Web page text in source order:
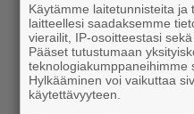
Käytämme laitetunnisteita ja
laitteellesi saadaksemme
vierailit, IP-osoitteestasi
Pääset tutustumaan
teknologiakumppaneihimme
Hylkääminen voi vaikuttaa
käytettävyyteen.